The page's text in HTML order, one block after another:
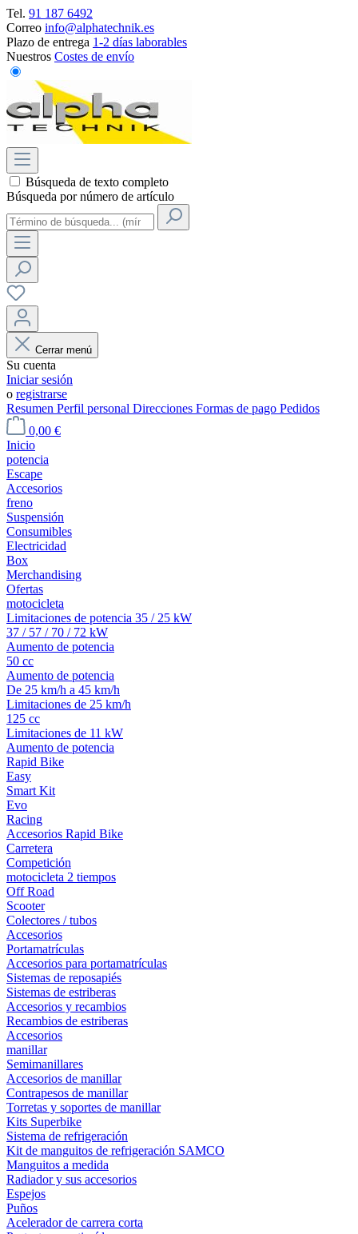
Tel. 91 187 6492
Correo info@alphatechnik.es
Plazo de entrega 1-2 días laborables
Nuestros Costes de envío
Búsqueda de texto completo
Búsqueda por número de artículo
Cerrar menú
Su cuenta
Iniciar sesión
o registrarse
Resumen Perfil personal Direcciones Formas de pago Pedidos
0,00 €
Inicio
potencia
Escape
Accesorios
freno
Suspensión
Consumibles
Electricidad
Box
Merchandising
Ofertas
motocicleta
Limitaciones de potencia 35 / 25 kW
37 / 57 / 70 / 72 kW
Aumento de potencia
50 cc
Aumento de potencia
De 25 km/h a 45 km/h
Limitaciones de 25 km/h
125 cc
Limitaciones de 11 kW
Aumento de potencia
Rapid Bike
Easy
Smart Kit
Evo
Racing
Accesorios Rapid Bike
Carretera
Competición
motocicleta 2 tiempos
Off Road
Scooter
Colectores / tubos
Accesorios
Portamatrículas
Accesorios para portamatrículas
Sistemas de reposapiés
Sistemas de estriberas
Accesorios y recambios
Recambios de estriberas
Accesorios
manillar
Semimanillares
Accesorios de manillar
Contrapesos de manillar
Torretas y soportes de manillar
Kits Superbike
Sistema de refrigeración
Kit de manguitos de refrigeración SAMCO
Manguitos a medida
Radiador y sus accesorios
Espejos
Puños
Acelerador de carrera corta